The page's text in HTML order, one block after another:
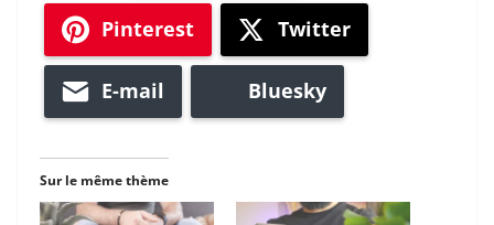
Pinterest Twitter
E-mail Bluesky
Sur le même thème